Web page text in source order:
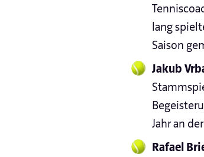
lang
Saison
Jakub
Jahr an
Rafael